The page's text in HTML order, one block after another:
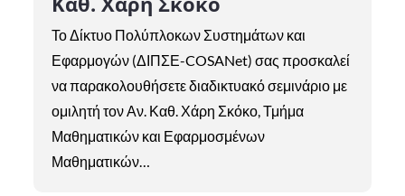
Το Δίκτυο Πολύπλοκων Συστημάτων και
Εφαρμογών (ΔΙΠΣΕ-COSANet) σας προσκαλεί
να παρακολουθήσετε διαδικτυακό σεμινάριο με
ομιλητή τον Αν. Καθ. Χάρη Σκόκο, Τμήμα
Μαθηματικών και Εφαρμοσμένων
Μαθηματικών…